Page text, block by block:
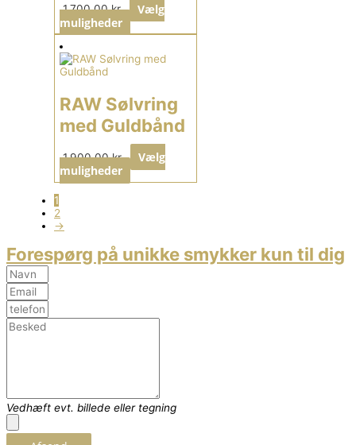
1.700,00kr.
Vælg
muligheder
RAW Sølvring
med Guldbånd
1.900,00kr.
Vælg
muligheder
1
2
→
Forespørg på unikke smykker kun til dig
Vedhæft evt. billede eller tegning